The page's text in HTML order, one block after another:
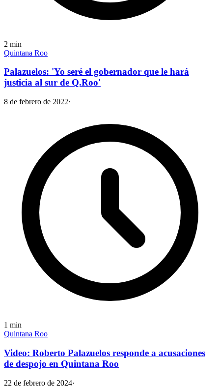
2 min
Quintana Roo
Palazuelos: 'Yo seré el gobernador que le hará
justicia al sur de Q.Roo'
8 de febrero de 2022·
1 min
Quintana Roo
Video: Roberto Palazuelos responde a acusaciones
de despojo en Quintana Roo
22 de febrero de 2024·